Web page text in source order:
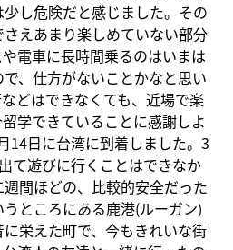
し危険だと感じました。その
えあまり楽しめていない部分
電車に長時間乗るのはいまは
、仕方がないことかなと思い
どはできなくても、近場で楽
学できていることに感謝しよ
14日に台湾に到着しました。3
て遊びに行くことはできなか
間ほどの、比較的安全だった
ところにある鹿港(ルーガン)
栄えた町で、今もきれいな街